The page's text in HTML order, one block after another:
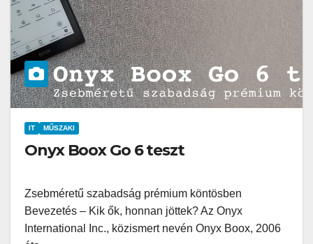
IT MŰSZAKI
Onyx Boox Go 6 teszt
Zsebméretű szabadság prémium köntösben
Bevezetés – Kik ők, honnan jöttek? Az Onyx
International Inc., közismert nevén Onyx Boox, 2006